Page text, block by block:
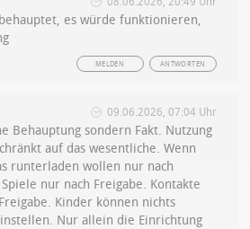
es würde funktionieren,
ANTWORTEN
MELDEN
09.06.2026, 07:04 Uhr
Behauptung sondern Fakt. Nutzung
auf das wesentliche. Wenn
runterladen wollen nur nach
nur nach Freigabe. Kontakte
Kinder können nichts
Nur allein die Einrichtung